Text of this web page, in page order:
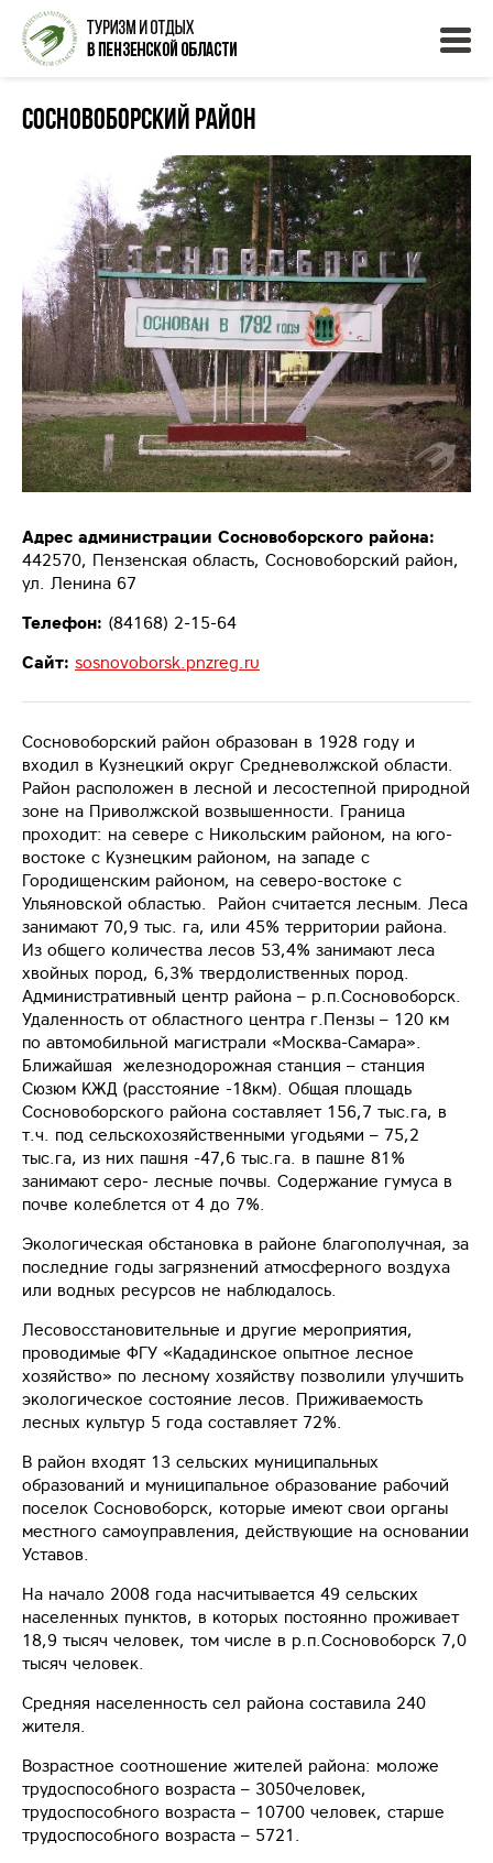
Сосновоборский район
Адрес администрации Сосновоборского района:
442570, Пензенская область, Сосновоборский район,
ул. Ленина 67
Телефон: (84168) 2-15-64
Сайт: sosnovoborsk.pnzreg.ru
Сосновоборский район образован в 1928 году и
входил в Кузнецкий округ Средневолжской области.
Район расположен в лесной и лесостепной природной
зоне на Приволжской возвышенности. Граница
проходит: на севере с Никольским районом, на юго-
востоке с Кузнецким районом, на западе с
Городищенским районом, на северо-востоке с
Ульяновской областью. Район считается лесным. Леса
занимают 70,9 тыс. га, или 45% территории района.
Из общего количества лесов 53,4% занимают леса
хвойных пород, 6,3% твердолиственных пород.
Административный центр района – р.п.Сосновоборск.
Удаленность от областного центра г.Пензы – 120 км
по автомобильной магистрали «Москва-Самара».
Ближайшая железнодорожная станция – станция
Сюзюм КЖД (расстояние -18км). Общая площадь
Сосновоборского района составляет 156,7 тыс.га, в
т.ч. под сельскохозяйственными угодьями – 75,2
тыс.га, из них пашня -47,6 тыс.га. в пашне 81%
занимают серо- лесные почвы. Содержание гумуса в
почве колеблется от 4 до 7%.
Экологическая обстановка в районе благополучная, за
последние годы загрязнений атмосферного воздуха
или водных ресурсов не наблюдалось.
Лесовосстановительные и другие мероприятия,
проводимые ФГУ «Кададинское опытное лесное
хозяйство» по лесному хозяйству позволили улучшить
экологическое состояние лесов. Приживаемость
лесных культур 5 года составляет 72%.
В район входят 13 сельских муниципальных
образований и муниципальное образование рабочий
поселок Сосновоборск, которые имеют свои органы
местного самоуправления, действующие на основании
Уставов.
На начало 2008 года насчитывается 49 сельских
населенных пунктов, в которых постоянно проживает
18,9 тысяч человек, том числе в р.п.Сосновоборск 7,0
тысяч человек.
Средняя населенность сел района составила 240
жителя.
Возрастное соотношение жителей района: моложе
трудоспособного возраста – 3050человек,
трудоспособного возраста – 10700 человек, старше
трудоспособного возраста – 5721.